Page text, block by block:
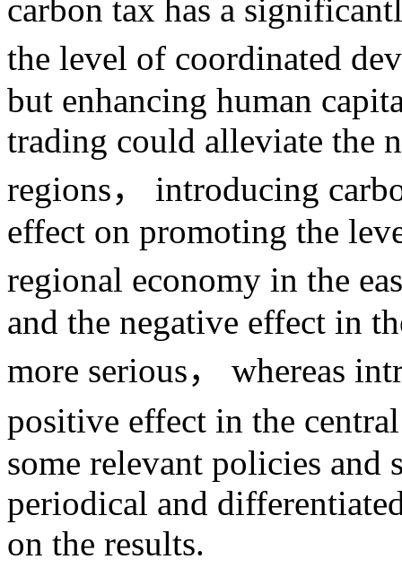
carbon tax has a
the level of coordinated
but enhancing human
trading could alleviate the
regions， introducing
effect on promoting the
regional economy in the
and the negative effect in
more serious， whereas
positive effect in the
some relevant policies
periodical and
on the results.